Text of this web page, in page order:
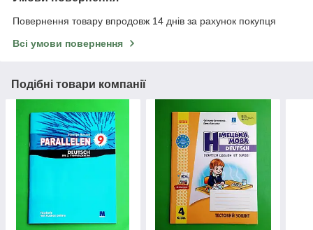
Повернення товару впродовж 14 днів за рахунок покупця
Всі умови повернення
Подібні товари компанії